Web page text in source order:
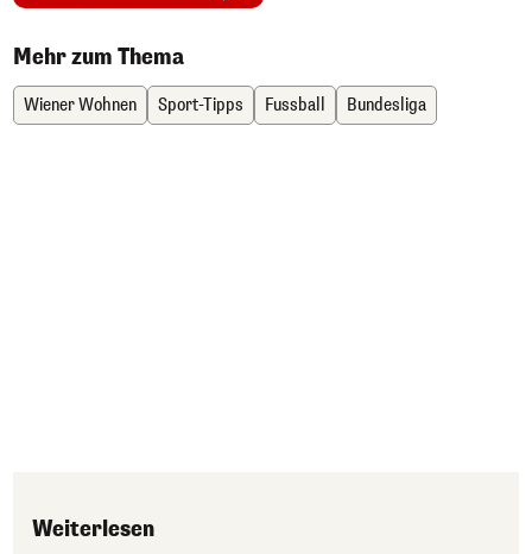
Mehr zum Thema
Wiener Wohnen Sport-Tipps Fussball Bundesliga
Weiterlesen